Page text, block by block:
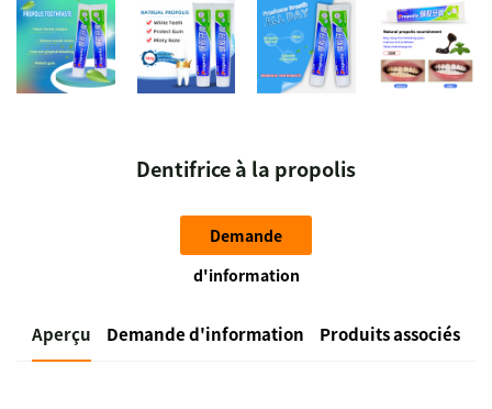
Dentifrice à la propolis
Demande
d'information
Aperçu Demande d'information Produits associés